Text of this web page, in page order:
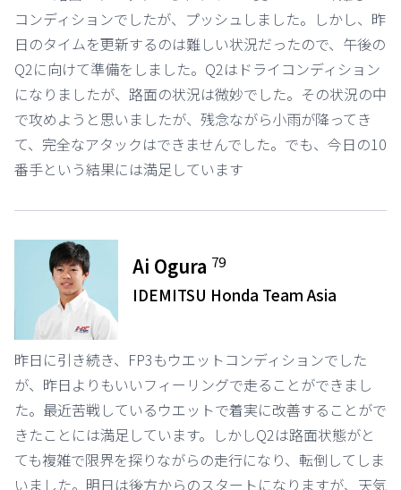
コンディションでしたが、プッシュしました。しかし、昨
日のタイムを更新するのは難しい状況だったので、午後の
Q2に向けて準備をしました。Q2はドライコンディション
になりましたが、路面の状況は微妙でした。その状況の中
で攻めようと思いましたが、残念ながら小雨が降ってき
て、完全なアタックはできませんでした。でも、今日の10
番手という結果には満足しています
Ai Ogura 79
IDEMITSU Honda Team Asia
昨日に引き続き、FP3もウエットコンディションでした
が、昨日よりもいいフィーリングで走ることができまし
た。最近苦戦しているウエットで着実に改善することがで
きたことには満足しています。しかしQ2は路面状態がと
ても複雑で限界を探りながらの走行になり、転倒してしま
いました。明日は後方からのスタートになりますが、天気